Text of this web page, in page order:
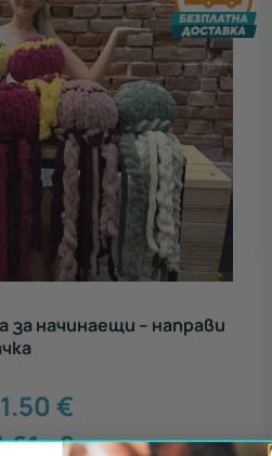
за начинаещи – направи
€
лв.